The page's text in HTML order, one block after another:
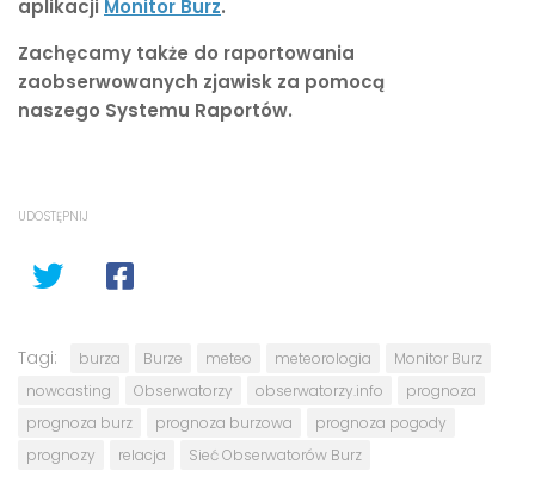
aplikacji Monitor Burz.
Zachęcamy także do raportowania
zaobserwowanych zjawisk za pomocą
naszego Systemu Raportów.
UDOSTĘPNIJ
Tagi: burza Burze meteo meteorologia
Monitor Burz
nowcasting
Obserwatorzy obserwatorzy.info
prognoza
prognoza burz
prognoza burzowa
prognoza pogody
prognozy
relacja Sieć Obserwatorów Burz